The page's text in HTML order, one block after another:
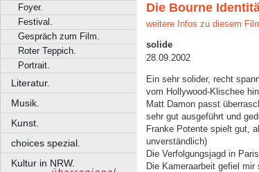
Foyer.
Festival.
Gespräch zum Film.
Roter Teppich.
Portrait.
Literatur.
Musik.
Kunst.
choices spezial.
Kultur in NRW.
Die Bourne
weitere Infos zu diesem
solide
28.09.2002
Ein sehr solider, recht
vom Hollywood-Klischee
Matt Damon passt
sehr gut ausgeführt und
Franke Potente spielt gut,
unverständlich)
Die Verfolgungsjagd in
Die Kameraarbeit gefiel